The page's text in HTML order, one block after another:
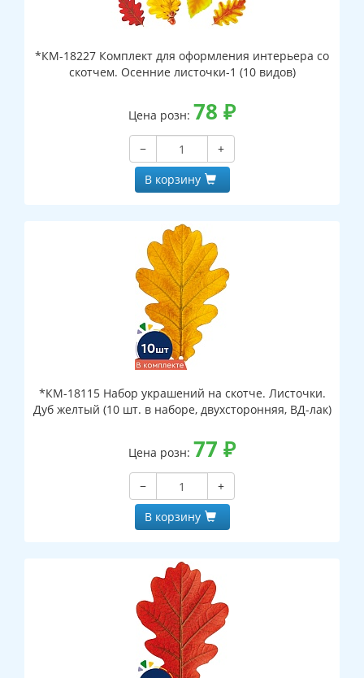
*КМ-18227 Комплект для оформления интерьера со
скотчем. Осенние листочки-1 (10 видов)
Цена розн: 78 ₽
−
+
В корзину
*КМ-18115 Набор украшений на скотче. Листочки.
Дуб желтый (10 шт. в наборе, двухсторонняя, ВД-лак)
Цена розн: 77 ₽
−
+
В корзину